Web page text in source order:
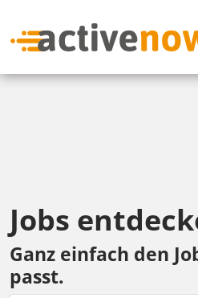
Jobs
Ganz einfach den
passt.